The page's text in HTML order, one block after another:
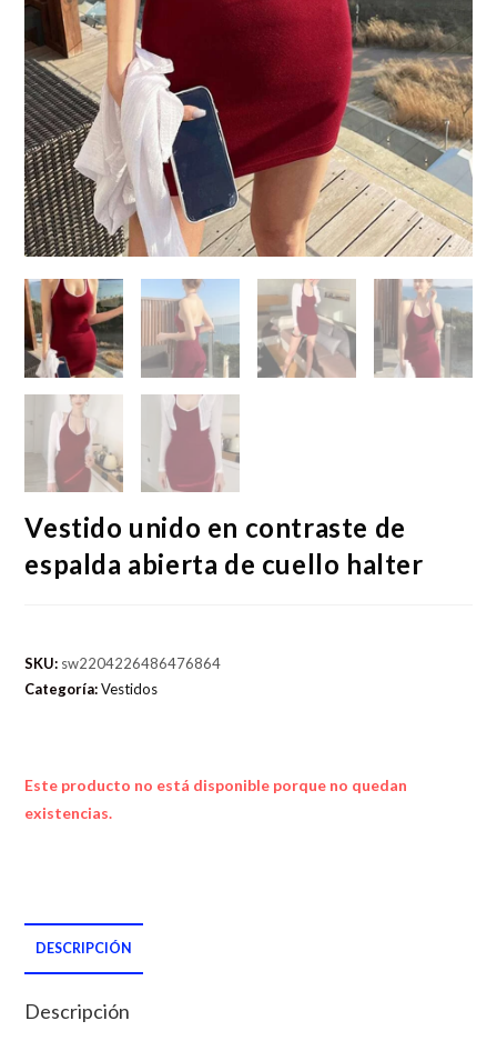
Vestido unido en contraste de
espalda abierta de cuello halter
SKU: sw2204226486476864
Categoría:Vestidos
Este producto no está disponible porque no quedan
existencias.
DESCRIPCIÓN
Descripción